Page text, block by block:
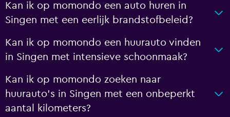
Kan ik op momondo een auto huren in
Singen met een eerlijk brandstofbeleid?
Kan ik op momondo een huurauto vinden
in Singen met intensieve schoonmaak?
Kan ik op momondo zoeken naar
huurauto's in Singen met een onbeperkt
aantal kilometers?